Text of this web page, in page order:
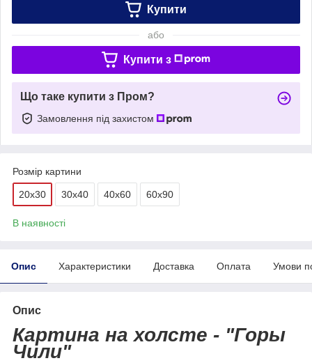
Купити
або
Купити з
Що таке купити з Пром?
Замовлення під захистом
Розмір картини
20х30 30х40 40х60 60х90
В наявності
Опис Характеристики Доставка Оплата Умови
Опис
Картина на холсте - "Горы
Чили"